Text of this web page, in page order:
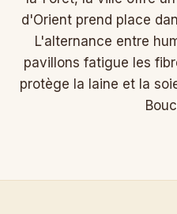
d'Orient prend place
L'alternance entre
pavillons fatigue les
protège la laine et la